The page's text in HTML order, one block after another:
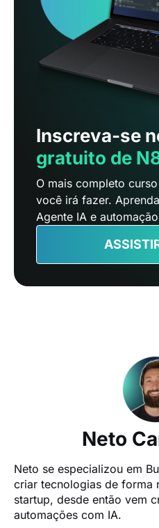
Inscreva-se
gratuito de
O mais completo
você irá fazer.
Agente IA e
Neto
Neto se especializou em
criar tecnologias de forma
startup, desde então vem
automações com IA.